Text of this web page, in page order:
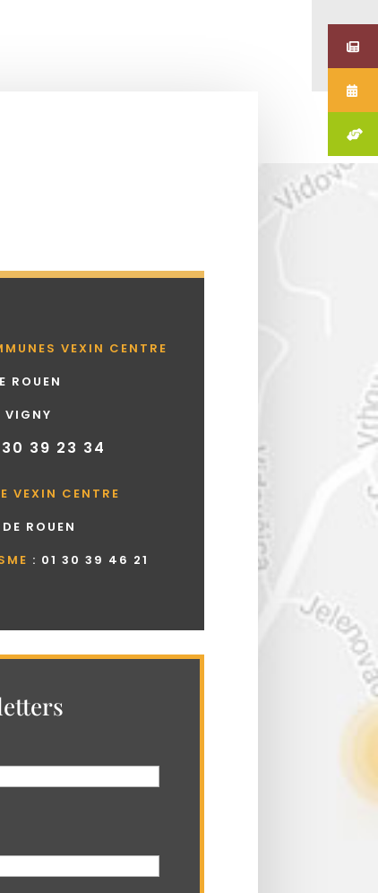
VEXIN CENTRE
ROUEN
30 39 23 34
VEXIN CENTRE
ROUEN
: 01 30 39 46 21